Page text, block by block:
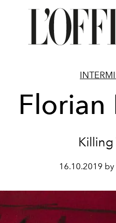
Florian
Killing
16.10.2019